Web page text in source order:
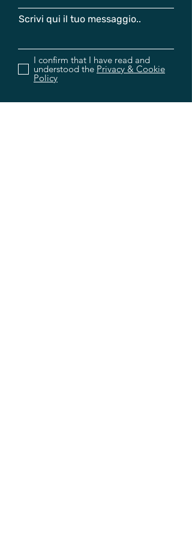
Scrivi qui il tuo messaggio..
I confirm that I have read and
understood the Privacy & Cookie
Policy